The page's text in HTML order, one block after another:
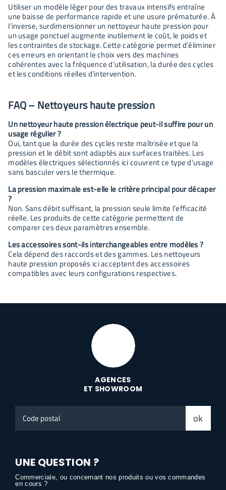
Utiliser un modèle léger pour des travaux intensifs entraîne
une baisse de performance rapide et une usure prématurée. À
l’inverse, surdimensionner un nettoyeur haute pression pour
un usage ponctuel augmente inutilement le coût, le poids et
les contraintes de stockage. Cette catégorie permet d’éliminer
ces erreurs en orientant le choix vers des machines
cohérentes avec la fréquence d’utilisation, la durée des cycles
et les conditions réelles d’intervention.
FAQ – Nettoyeurs haute pression
Un nettoyeur haute pression électrique peut-il suffire pour un
usage régulier ?
Oui, tant que la durée des cycles reste maîtrisée et que la
pression et le débit sont adaptés aux surfaces traitées. Les
modèles électriques sélectionnés ici couvrent ce type d’usage
sans basculer vers le thermique.
La pression maximale est-elle le critère principal pour décaper
?
Non. Sans débit suffisant, la pression seule limite l’efficacité
réelle. Les produits de cette catégorie permettent de
comparer ces deux paramètres ensemble.
Les accessoires sont-ils interchangeables entre modèles ?
Cela dépend des raccords et des gammes. Les nettoyeurs
haute pression proposés ici acceptent des accessoires
compatibles avec leurs configurations respectives.
AGENCES
ET SHOWROOM
postal
ok
UNE QUESTION ?
Commerciale, ou concernant nos produits ou vos commandes
en cours ?